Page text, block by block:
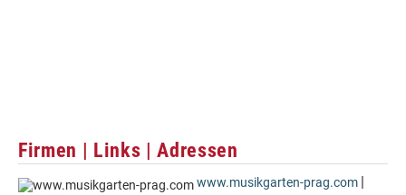
Firmen | Links | Adressen
www.musikgarten-prag.com |